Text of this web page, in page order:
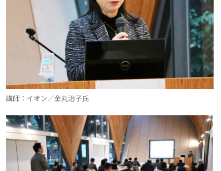
講師：イオン／金丸治子氏